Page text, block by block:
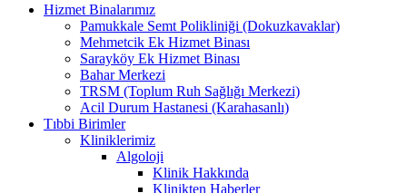
Hizmet Binalarımız
Pamukkale Semt Polikliniği (Dokuzkavaklar)
Mehmetcik Ek Hizmet Binası
Sarayköy Ek Hizmet Binası
Bahar Merkezi
TRSM (Toplum Ruh Sağlığı Merkezi)
Acil Durum Hastanesi (Karahasanlı)
Tıbbi Birimler
Kliniklerimiz
Algoloji
Klinik Hakkında
Klinikten Haberler